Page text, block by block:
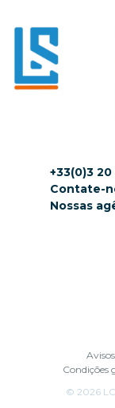
+33(0)3
Contate-
Nossas
Condições
© 2026